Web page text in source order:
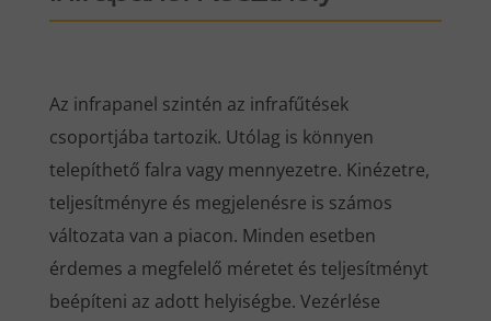
Az infrapanel szintén az infrafűtések
csoportjába tartozik. Utólag is könnyen
telepíthető falra vagy mennyezetre. Kinézetre,
teljesítményre és megjelenésre is számos
változata van a piacon. Minden esetben
érdemes a megfelelő méretet és teljesítményt
beépíteni az adott helyiségbe. Vezérlése